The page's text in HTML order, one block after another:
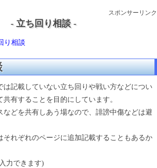
スポンサーリンク
- 立ち回り相談 -
り相談
は記載していない立ち回りや戦い方などについ
有することを目的にしています。
などを共有しあう場なので、誹謗中傷などは避
それぞれのページに追加記載することもあるか
力できます)